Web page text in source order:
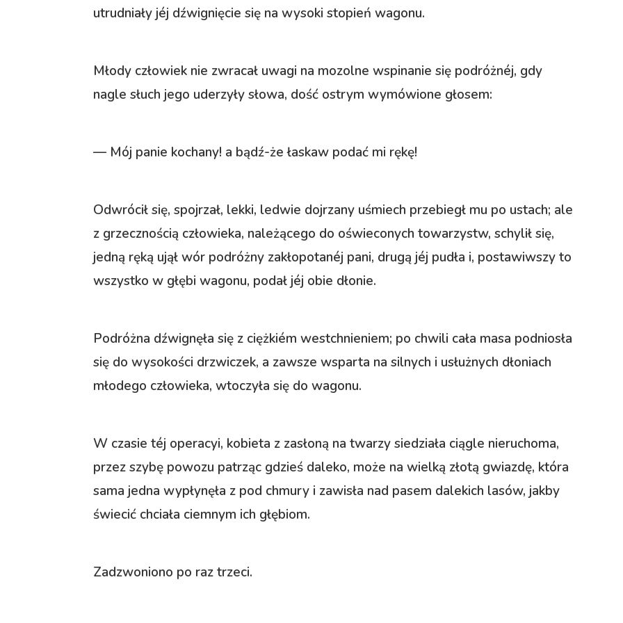
utrudniały jéj dźwignięcie się na wysoki stopień wagonu.
Młody człowiek nie zwracał uwagi na mozolne wspinanie się podróżnéj, gdy
nagle słuch jego uderzyły słowa, dość ostrym wymówione głosem:
— Mój panie kochany! a bądź-że łaskaw podać mi rękę!
Odwrócił się, spojrzał, lekki, ledwie dojrzany uśmiech przebiegł mu po ustach; ale
z grzecznością człowieka, należącego do oświeconych towarzystw, schylił się,
jedną ręką ujął wór podróżny zakłopotanéj pani, drugą jéj pudła i, postawiwszy to
wszystko w głębi wagonu, podał jéj obie dłonie.
Podróżna dźwignęła się z ciężkiém westchnieniem; po chwili cała masa podniosła
się do wysokości drzwiczek, a zawsze wsparta na silnych i usłużnych dłoniach
młodego człowieka, wtoczyła się do wagonu.
W czasie téj operacyi, kobieta z zasłoną na twarzy siedziała ciągle nieruchoma,
przez szybę powozu patrząc gdzieś daleko, może na wielką złotą gwiazdę, która
sama jedna wypłynęła z pod chmury i zawisła nad pasem dalekich lasów, jakby
świecić chciała ciemnym ich głębiom.
Zadzwoniono po raz trzeci.